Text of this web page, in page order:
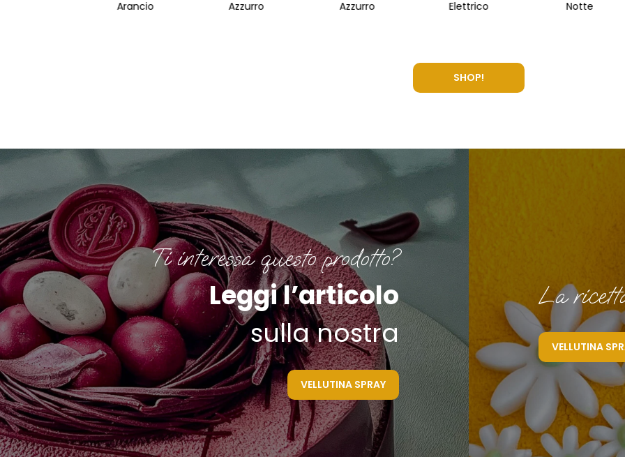
SHOP!
Ti interessa questo prodotto?
Leggi l’articolo
sulla nostra
VELLUTINA SPRAY
La
VELLUTINA